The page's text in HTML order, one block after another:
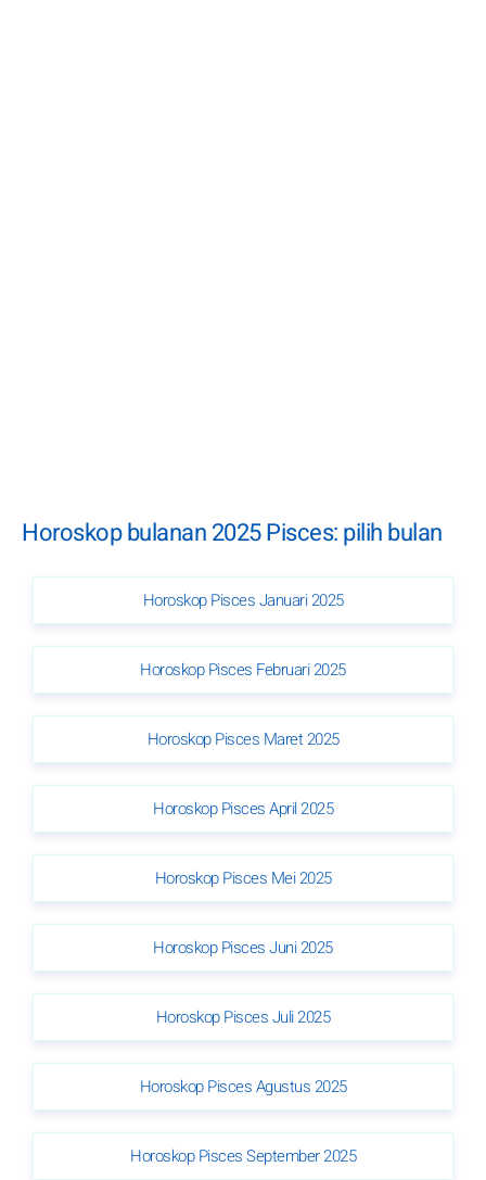
Horoskop bulanan 2025 Pisces: pilih bulan
Horoskop Pisces Januari 2025
Horoskop Pisces Februari 2025
Horoskop Pisces Maret 2025
Horoskop Pisces April 2025
Horoskop Pisces Mei 2025
Horoskop Pisces Juni 2025
Horoskop Pisces Juli 2025
Horoskop Pisces Agustus 2025
Horoskop Pisces September 2025